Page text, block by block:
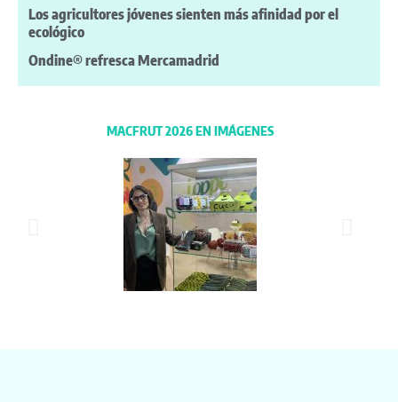
Los agricultores jóvenes sienten más afinidad por el
ecológico
Ondine® refresca Mercamadrid
MACFRUT 2026 EN IMÁGENES